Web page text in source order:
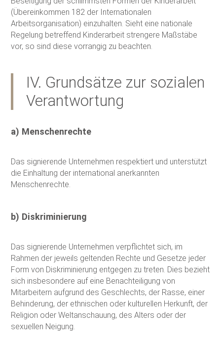
(Übereinkommen 182 der Internationalen
Arbeitsorganisation) einzuhalten. Sieht eine nationale
Regelung betreffend Kinderarbeit strengere Maßstäbe
vor, so sind diese vorrangig zu beachten.
IV. Grundsätze zur sozialen
Verantwortung
a) Menschenrechte
Das signierende Unternehmen respektiert und unterstützt
die Einhaltung der international anerkannten
Menschenrechte.
b) Diskriminierung
Das signierende Unternehmen verpflichtet sich, im
Rahmen der jeweils geltenden Rechte und Gesetze jeder
Form von Diskriminierung entgegen zu treten. Dies bezieht
sich insbesondere auf eine Benachteiligung von
Mitarbeitern aufgrund des Geschlechts, der Rasse, einer
Behinderung, der ethnischen oder kulturellen Herkunft, der
Religion oder Weltanschauung, des Alters oder der
sexuellen Neigung.